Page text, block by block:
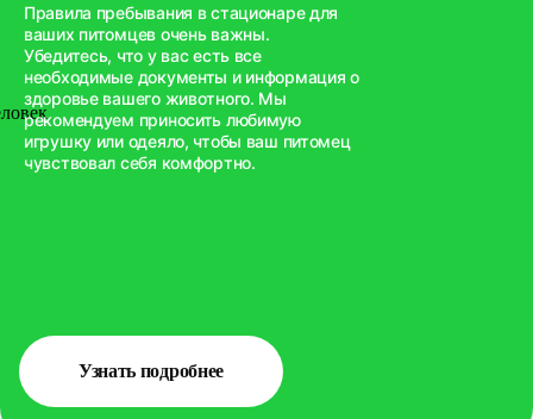
Правила пребывания в стационаре для
ваших питомцев очень важны.
Убедитесь, что у вас есть все
необходимые документы и информация о
здоровье вашего животного. Мы
рекомендуем приносить любимую
игрушку или одеяло, чтобы ваш питомец
чувствовал себя комфортно.
Узнать подробнее